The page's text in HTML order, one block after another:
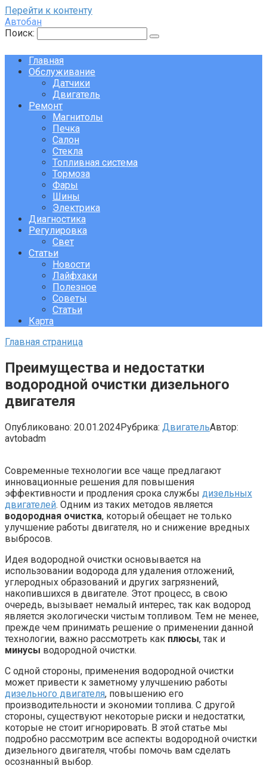
Перейти к контенту
Автобан
Поиск:
Главная
Обслуживание
Датчики
Двигатель
Ремонт
Магнитолы
Печка
Салон
Стекла
Топливная система
Тормоза
Фары
Шины
Электрика
Диагностика
Регулировка
Свет
Статьи
Новости
Лайфхаки
Полезное
Советы
Статьи
Карта
Главная страница
Преимущества и недостатки
водородной очистки дизельного
двигателя
Опубликовано: 20.01.2024Рубрика: ДвигательАвтор:
avtobadm
Современные технологии все чаще предлагают
инновационные решения для повышения
эффективности и продления срока службы дизельных
двигателей. Одним из таких методов является
водородная очистка, который обещает не только
улучшение работы двигателя, но и снижение вредных
выбросов.
Идея водородной очистки основывается на
использовании водорода для удаления отложений,
углеродных образований и других загрязнений,
накопившихся в двигателе. Этот процесс, в свою
очередь, вызывает немалый интерес, так как водород
является экологически чистым топливом. Тем не менее,
прежде чем принимать решение о применении данной
технологии, важно рассмотреть как плюсы, так и
минусы водородной очистки.
С одной стороны, применения водородной очистки
может привести к заметному улучшению работы
дизельного двигателя, повышению его
производительности и экономии топлива. С другой
стороны, существуют некоторые риски и недостатки,
которые не стоит игнорировать. В этой статье мы
подробно рассмотрим все аспекты водородной очистки
дизельного двигателя, чтобы помочь вам сделать
осознанный выбор.